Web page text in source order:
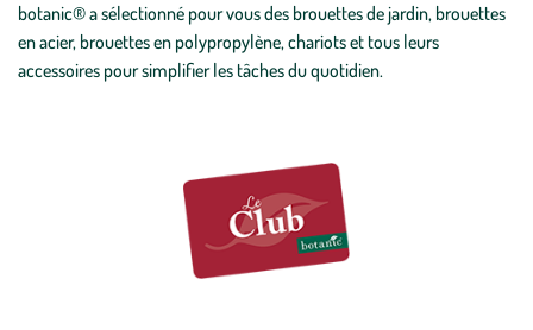
botanic® a sélectionné pour vous des brouettes de jardin, brouettes
en acier, brouettes en polypropylène, chariots et tous leurs
accessoires pour simplifier les tâches du quotidien.